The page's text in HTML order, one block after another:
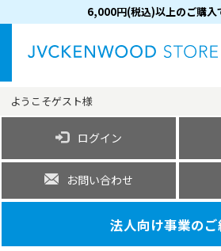
6,000円(税込)以上のご購入
ようこそゲスト様
ログイン
お問い合わせ
法人向け事業のご